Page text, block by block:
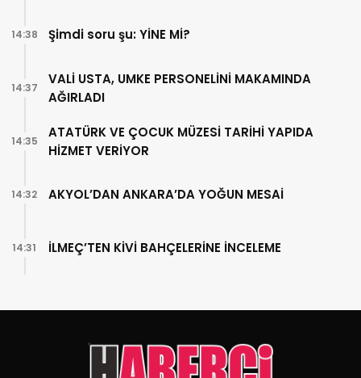
Şimdi soru şu: YİNE Mİ?
14:38
VALİ USTA, UMKE PERSONELİNİ MAKAMINDA
AĞIRLADI
14:37
ATATÜRK VE ÇOCUK MÜZESİ TARİHİ YAPIDA
HİZMET VERİYOR
14:35
AKYOL’DAN ANKARA’DA YOĞUN MESAİ
14:32
İLMEÇ’TEN KİVİ BAHÇELERİNE İNCELEME
14:31